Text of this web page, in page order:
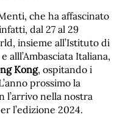
che ha affascinato
dal 27 al 29
insieme all’Istituto di
alll’Ambasciata Italiana,
Kong, ospitando i
prossimo la
l’arrivo nella nostra
l’edizione 2024.